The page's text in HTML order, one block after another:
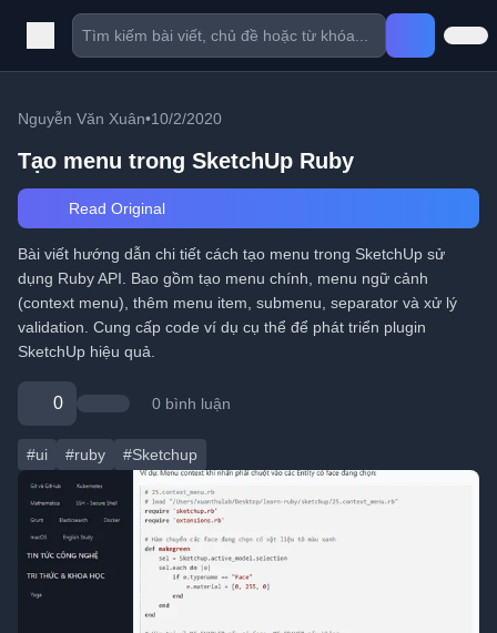
Nguyễn Văn Xuân•10/2/2020
Tạo menu trong SketchUp Ruby
Read Original
Bài viết hướng dẫn chi tiết cách tạo menu trong SketchUp sử
dụng Ruby API. Bao gồm tạo menu chính, menu ngữ cảnh
(context menu), thêm menu item, submenu, separator và xử lý
validation. Cung cấp code ví dụ cụ thể để phát triển plugin
SketchUp hiệu quả.
0 0 bình luận
#ui #ruby #Sketchup